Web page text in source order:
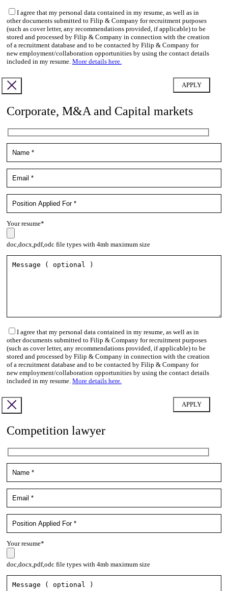
I agree that my personal data contained in my resume, as well as in
other documents submitted to Filip & Company for recruitment purposes
(such as cover letter, any recommendations provided, if applicable) to be
stored and processed by Filip & Company in connection with the creation
of a recruitment database and to be contacted by Filip & Company for
new employment/collaboration opportunities by using the contact details
included in my resume. More details here.
Corporate, M&A and Capital markets
Your resume*
doc,docx,pdf,odc file types with 4mb maximum size
I agree that my personal data contained in my resume, as well as in
other documents submitted to Filip & Company for recruitment purposes
(such as cover letter, any recommendations provided, if applicable) to be
stored and processed by Filip & Company in connection with the creation
of a recruitment database and to be contacted by Filip & Company for
new employment/collaboration opportunities by using the contact details
included in my resume. More details here.
Competition lawyer
Your resume*
doc,docx,pdf,odc file types with 4mb maximum size